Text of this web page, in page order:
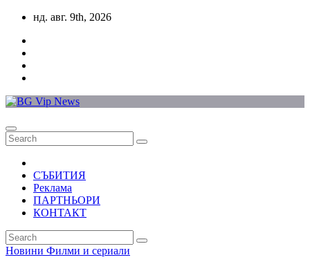
Skip
content
нд. авг. 9th, 2026
СЪБИТИЯ
Реклама
ПАРТНЬОРИ
КОНТАКТ
Новини Филми и сериали